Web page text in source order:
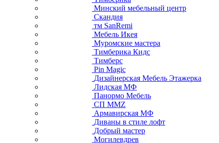
Минский мебельный центр
Скандия
тм SanRemi
Мебель Икея
Муромские мастера
Тимберика Кидс
Тимберс
Pin Magic
Дизайнерская Мебель Этажерка
Лидская МФ
Панормо Мебель
СП ММZ
Армавирская МФ
Диваны в стиле лофт
Добрый мастер
Могилевдрев